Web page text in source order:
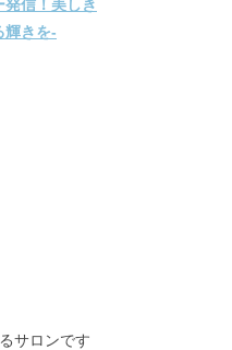
サロンです